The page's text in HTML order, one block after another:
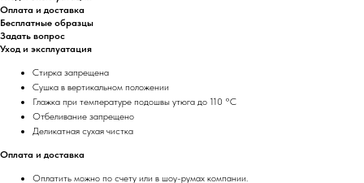
Оплата и доставка
Бесплатные образцы
Задать вопрос
Уход и эксплуатация
Стирка запрещена
Сушка в вертикальном положении
Глажка при температуре подошвы утюга до 110 °C
Отбеливание запрещено
Деликатная сухая чистка
Оплата и доставка
Оплатить можно по счету или в шоу-румах компании.